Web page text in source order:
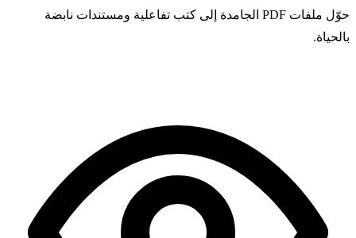
حوّل ملفات PDF الجامدة إلى كتب تفاعلية ومستندات نابضة
بالحياة.